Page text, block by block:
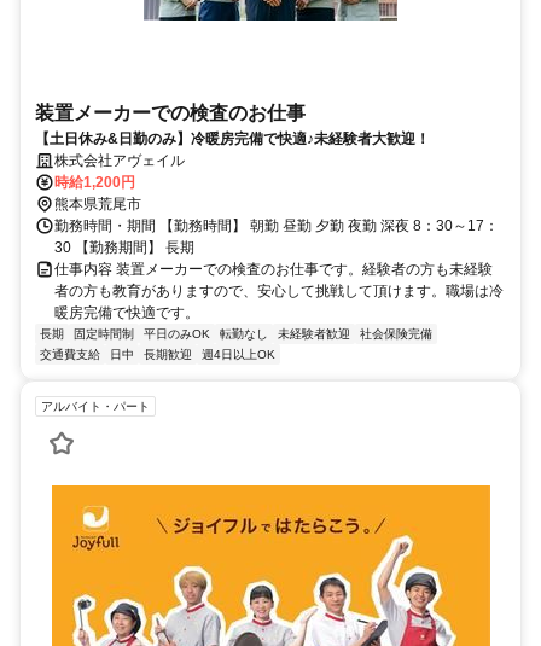
装置メーカーでの検査のお仕事
【土日休み&日勤のみ】冷暖房完備で快適♪未経験者大歓迎！
株式会社アヴェイル
時給1,200円
熊本県荒尾市
勤務時間・期間 【勤務時間】 朝勤 昼勤 夕勤 夜勤 深夜 8：30～17：
30 【勤務期間】 長期
仕事内容 装置メーカーでの検査のお仕事です。経験者の方も未経験
者の方も教育がありますので、安心して挑戦して頂けます。職場は冷
暖房完備で快適です。
長期 固定時間制 平日のみOK 転勤なし 未経験者歓迎
社会保険完備
交通費支給
日中 長期歓迎 週4日以上OK
アルバイト・パート